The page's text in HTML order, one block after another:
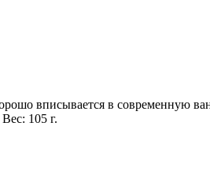
вписывается в современную
105 г.